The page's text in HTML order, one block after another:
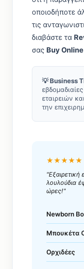
οποιοδήποτε
τις
διαβάστε τα
σας Buy Online
💡 Business
εταιρειών
την
★★★★★
λουλούδια
ώρες!"
Newborn
Μπουκέτα
Ορχιδέες